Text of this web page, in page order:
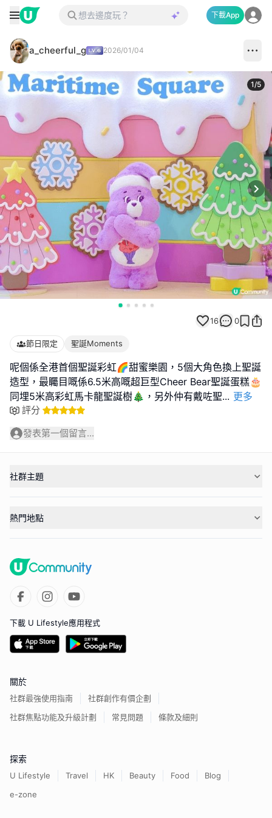
下載App
a_cheerful_g 2026/01/04
1/5
16 0
節日限定 聖誕Moments
呢個係全港首個聖誕彩虹🌈甜蜜樂園，5個大角色換上聖誕
造型，最矚目嘅係6.5米高嘅超巨型Cheer Bear聖誕蛋糕🎂
同埋5米高彩虹馬卡龍聖誕樹🎄，另外仲有戴咗聖... 更多
評分
發表第一個留言...
社群主題
熱門地點
下載 U Lifestyle應用程式
關於
社群最強使用指南
社群創作有價企劃
社群焦點功能及升級計劃
常見問題 條款及細則
探索
U Lifestyle Travel HK Beauty Food
Blog
e-zone